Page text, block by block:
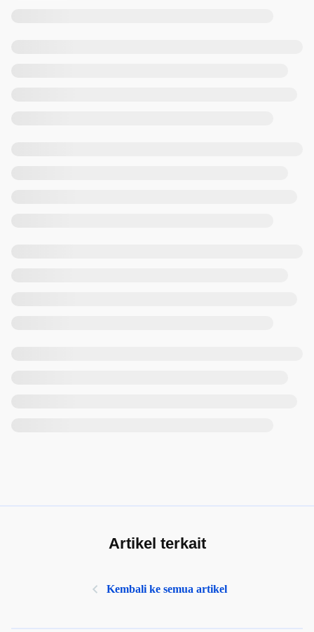
Artikel terkait
Kembali ke semua artikel